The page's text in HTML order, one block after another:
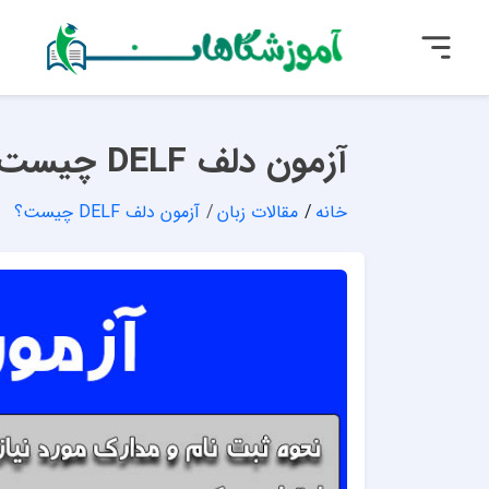
آزمون دلف DELF چیست؟ - تفاوت آزمون Delf و Dalf
خانه مقالات زبان آزمون دلف DELF چیست؟